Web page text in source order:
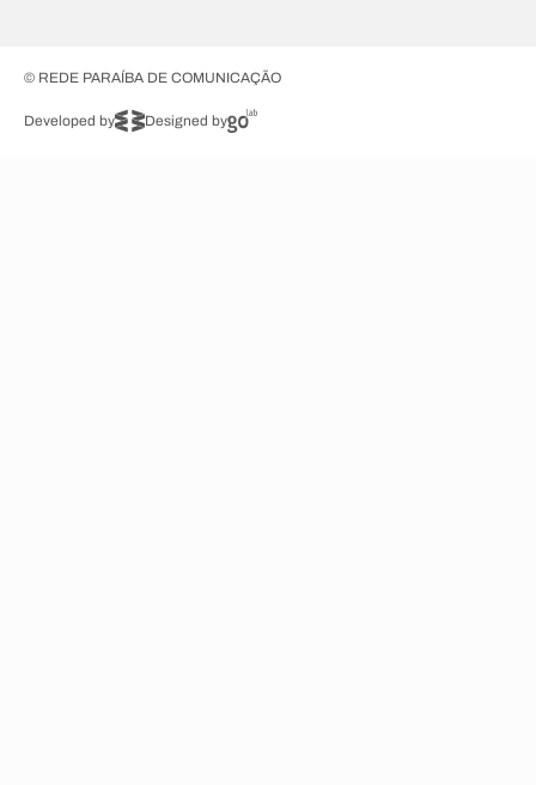
© REDE PARAÍBA DE COMUNICAÇÃO
Developed by Designed by